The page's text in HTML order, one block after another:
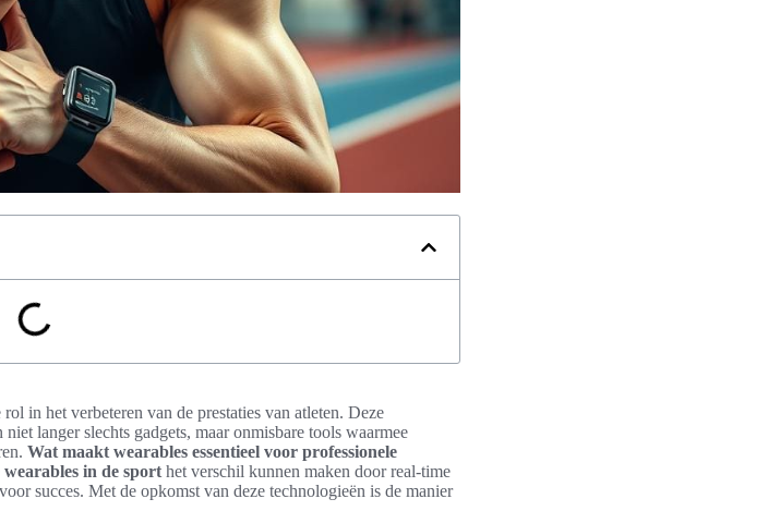
in het verbeteren van de prestaties van atleten. Deze
langer slechts gadgets, maar onmisbare tools waarmee
Wat maakt wearables essentieel voor professionele
wearables in de sport het verschil kunnen maken door real-time
succes. Met de opkomst van deze technologieën is de manier